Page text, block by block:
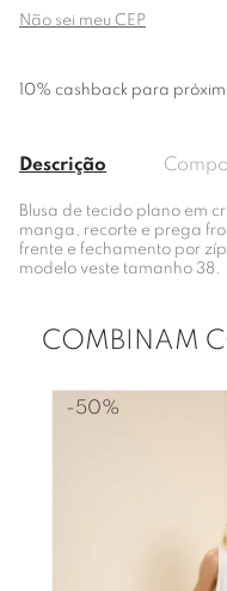
Não sei meu CEP
10% cashback para
Descrição
Blusa de tecido plano em
manga, recorte e prega
frente e fechamento por
modelo veste tamanho 38.
COMBINAM
-50%